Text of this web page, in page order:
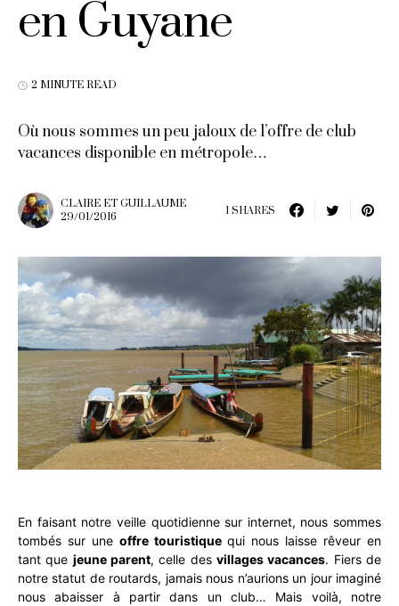
en Guyane
2 MINUTE READ
Où nous sommes un peu jaloux de l’offre de club
vacances disponible en métropole…
CLAIRE ET GUILLAUME
29/01/2016
1 SHARES
En faisant notre veille quotidienne sur internet, nous sommes
tombés sur une offre touristiquequi nous laisse rêveur en
tant que jeune parent, celle desvillages vacances. Fiers de
notre statut de routards, jamais nous n’aurions un jour imaginé
nous abaisser à partir dans un club… Mais voilà, notre